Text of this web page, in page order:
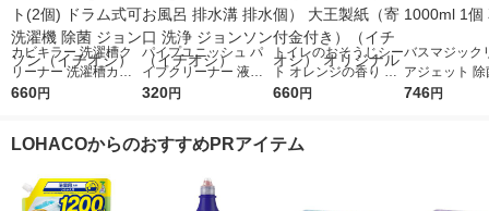
カビキラー 洗濯槽ク
リーナー 洗濯槽カビ
キラー 液体タイプ 55
ョンソン（イチオシ）
660円
パイプユニッシュ パ
イプクリーナー 液体
タイプ 800g パイプ掃
（イチオシ）
320円
トイレのおそうじシー
ト オレンジの香り フ
ァスナー付き 1セット
シ） オリジナル
660円
バスマジック
アジェット
ーバルクリア
746円
LOHACOからのおすすめPRアイテム